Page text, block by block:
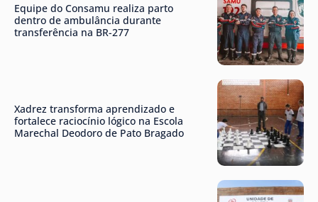
Equipe do Consamu realiza parto
dentro de ambulância durante
transferência na BR-277
Xadrez transforma aprendizado e
fortalece raciocínio lógico na Escola
Marechal Deodoro de Pato Bragado